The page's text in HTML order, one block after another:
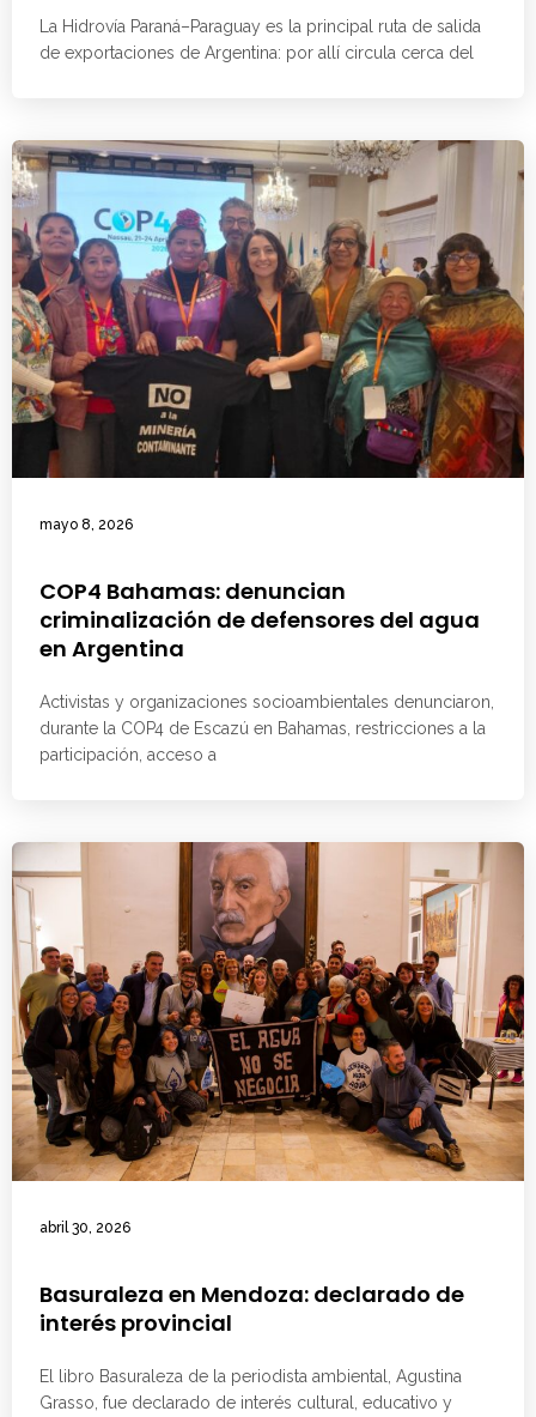
La Hidrovía Paraná–Paraguay es la principal ruta de salida
de exportaciones de Argentina: por allí circula cerca del
mayo 8, 2026
COP4 Bahamas: denuncian
criminalización de defensores del agua
en Argentina
Activistas y organizaciones socioambientales denunciaron,
durante la COP4 de Escazú en Bahamas, restricciones a la
participación, acceso a
abril 30, 2026
Basuraleza en Mendoza: declarado de
interés provincial
El libro Basuraleza de la periodista ambiental, Agustina
Grasso, fue declarado de interés cultural, educativo y